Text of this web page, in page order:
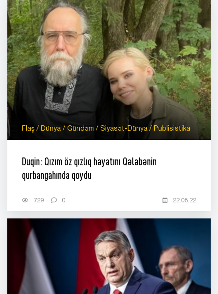
Flaş / Dünya / Gündəm / Siyasət-Dünya / Publisistika
Duqin: Qızım öz qızlıq həyatını Qələbənin
qurbangahında qoydu
729 0 22.08.22